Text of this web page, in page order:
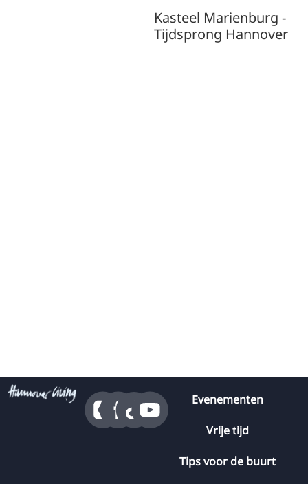
Kasteel Marienburg -
Tijdsprong Hannover
Evenementen
Vrije tijd
Tips voor de buurt